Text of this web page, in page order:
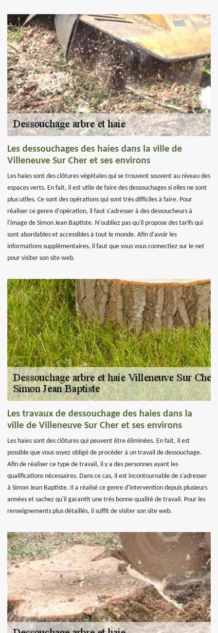
Les dessouchages des haies dans la ville de
Villeneuve Sur Cher et ses environs
Les haies sont des clôtures végétales qui se trouvent souvent au niveau des
espaces verts. En fait, il est utile de faire des dessouchages si elles ne sont
plus utiles. Ce sont des opérations qui sont très difficiles à faire. Pour
réaliser ce genre d'opération, il faut s'adresser à des dessoucheurs à
l'image de Simon Jean Baptiste. N'oubliez pas qu'il propose des tarifs qui
sont abordables et accessibles à tout le monde. Afin d'avoir les
informations supplémentaires, il faut que vous vous connectiez sur le net
pour visiter son site web.
Les travaux de dessouchage des haies dans la
ville de Villeneuve Sur Cher et ses environs
Les haies sont des clôtures qui peuvent être éliminées. En fait, il est
possible que vous soyez obligé de procéder à un travail de dessouchage.
Afin de réaliser ce type de travail, il y a des personnes ayant les
qualifications nécessaires. Dans ce cas, il est incontournable de s'adresser
à Simon Jean Baptiste. Il a réalisé ce genre d'intervention depuis plusieurs
années et sachez qu'il garantit une très bonne qualité de travail. Pour les
renseignements plus détaillés, il suffit de visiter son site web.